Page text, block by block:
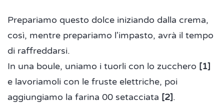
Prepariamo questo dolce iniziando dalla crema,
così, mentre prepariamo l'impasto, avrà il tempo
di raffreddarsi.
In una boule, uniamo i tuorli con lo zucchero [1]
e lavoriamoli con le fruste elettriche, poi
aggiungiamo la farina 00 setacciata [2].